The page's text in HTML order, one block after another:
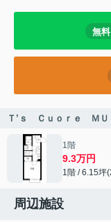
無料
Ｔ’ｓ Ｃｕｏｒｅ ＭＵ
1階
9.3万円
1階 / 6.15坪
周辺施設